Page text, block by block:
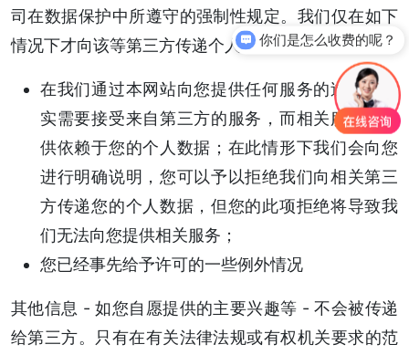
司在数据保护中所遵守的强制性规定。我们仅在如下
情况下才向该等第三方传递个人数据
在我们通过本网站向您提供任何服务的过程中确
实需要接受来自第三方的服务，而相关服务的提
供依赖于您的个人数据；在此情形下我们会向您
进行明确说明，您可以予以拒绝我们向相关第三
方传递您的个人数据，但您的此项拒绝将导致我
们无法向您提供相关服务；
您已经事先给予许可的一些例外情况
其他信息 - 如您自愿提供的主要兴趣等 - 不会被传递
给第三方。只有在有关法律法规或有权机关要求的范
你们是怎么收费的呢？